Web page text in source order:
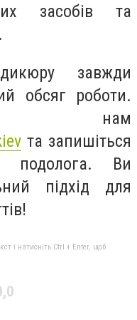
засобів та
завжди
обсяг роботи.
нам
та запишіться
подолога. Ви
підхід для
і натисніть Ctrl + Enter, щоб